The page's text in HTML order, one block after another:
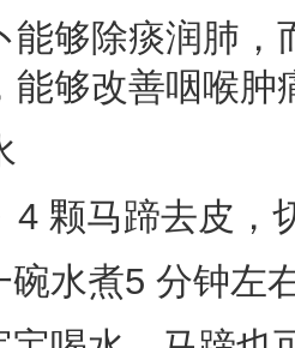
除痰润肺，
能够改善咽喉肿
马蹄去皮，
水煮5 分钟左